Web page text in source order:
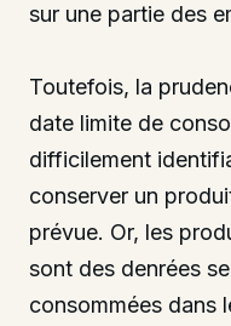
sur une partie des
Toutefois, la
date limite de
difficilement
conserver un
prévue. Or, les
sont des denrées
consommées dans